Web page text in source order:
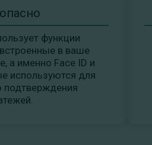
функции
в ваше
а именно Face ID и
используются для
подтверждения